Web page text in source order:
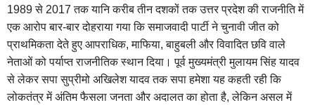
1989 से 2017 तक यानि करीब तीन दशकों तक उत्तर प्रदेश की राजनीति में
एक आरोप बार-बार दोहराया गया कि समाजवादी पार्टी ने चुनावी जीत को
प्राथमिकता देते हुए आपराधिक, माफिया, बाहुबली और विवादित छवि वाले
नेताओं को पर्याप्त राजनीतिक स्थान दिया। पूर्व मुख्यमंत्री मुलायम सिंह यादव
से लेकर सपा सुप्रीमो अखिलेश यादव तक सपा हमेशा यह कहती रही कि
लोकतंत्र में अंतिम फैसला जनता और अदालत का होता है, लेकिन असल में